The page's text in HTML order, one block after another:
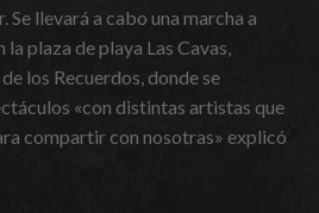
llevará a cabo una marcha a
plaza de playa Las Cavas,
los Recuerdos, donde se
«con distintas artistas que
compartir con nosotras» explicó